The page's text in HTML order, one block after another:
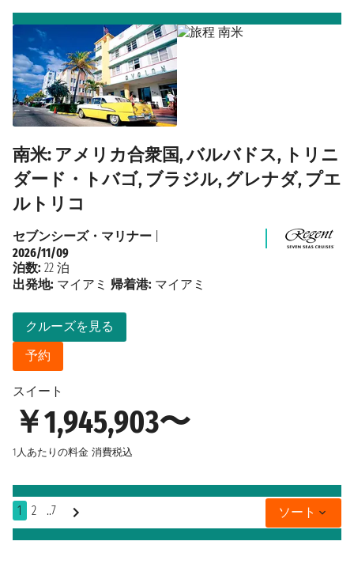
南米: アメリカ合衆国, バルバドス, トリニ
ダード・トバゴ, ブラジル, グレナダ, プエ
ルトリコ
スイート
￥1,945,903〜
1人あたりの料金 消費税込
クルーズを見る
予約
セブンシーズ・マリナー
2026/11/09
泊数: 22 泊
出発地: マイアミ 帰着港: マイアミ
1 2 ..7 ソート